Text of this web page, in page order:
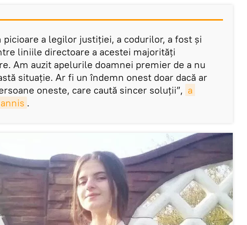
picioare a legilor justiției, a codurilor, a fost și
liniile directoare a acestei majorități
Am auzit apelurile doamnei premier de a nu
situație. Ar fi un îndemn onest doar dacă ar
oneste, care caută sincer soluții”, a
.